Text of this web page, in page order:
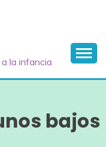
la infancia
bajos